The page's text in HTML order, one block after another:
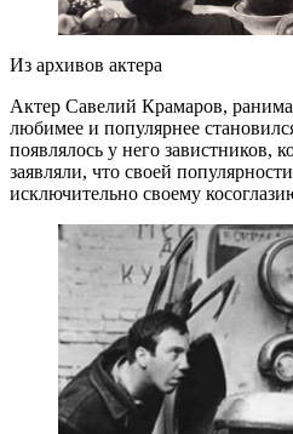
Из архивов актера
Актер Савелий Крамаров,
любимее и популярнее
появлялось у него завистников,
заявляли, что своей
исключительно своему